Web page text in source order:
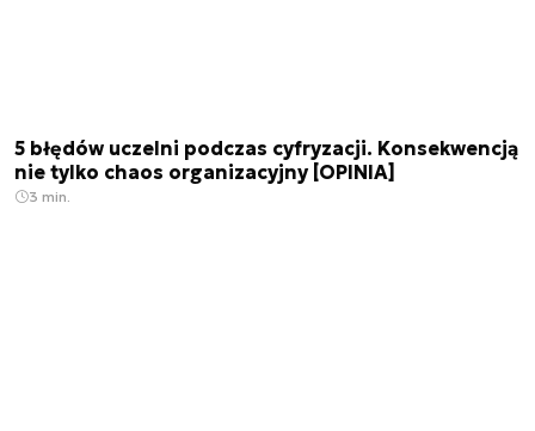
5 błędów uczelni podczas cyfryzacji. Konsekwencją
nie tylko chaos organizacyjny [OPINIA]
3 min.